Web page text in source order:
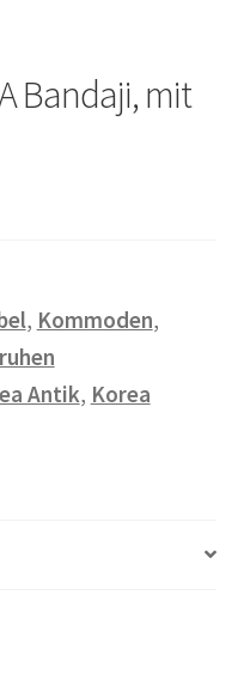
Bandaji, mit
, Kommoden,
Antik, Korea